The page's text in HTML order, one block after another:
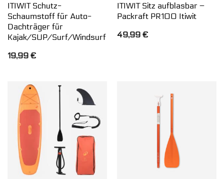
ITIWIT Schutz-
Schaumstoff für Auto-
Dachträger für
Kajak/SUP/Surf/Windsurf
19,99 €
ITIWIT Sitz aufblasbar –
Packraft PR100 Itiwit
49,99 €